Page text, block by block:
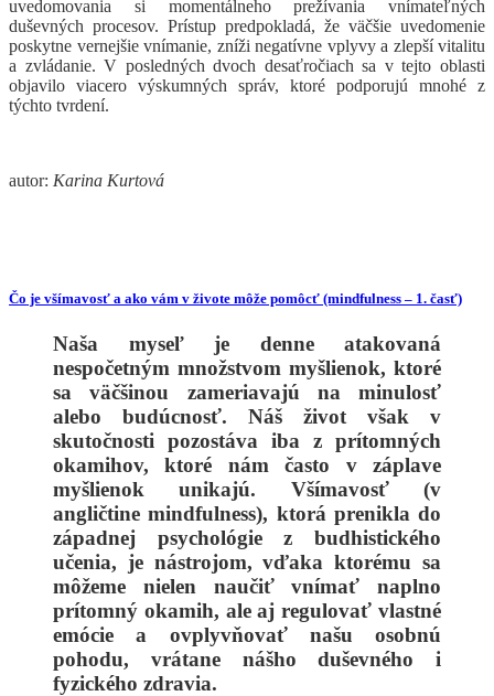
uvedomovania si momentálneho prežívania vnímateľných
duševných procesov. Prístup predpokladá, že väčšie uvedomenie
poskytne vernejšie vnímanie, zníži negatívne vplyvy a zlepší vitalitu
a zvládanie. V posledných dvoch desaťročiach sa v tejto oblasti
objavilo viacero výskumných správ, ktoré podporujú mnohé z
týchto tvrdení.
autor: Karina Kurtová
Čo je všímavosť a ako vám v živote môže pomôcť (mindfulness – 1. časť)
Naša myseľ je denne atakovaná
nespočetným množstvom myšlienok, ktoré
sa väčšinou zameriavajú na minulosť
alebo budúcnosť. Náš život však v
skutočnosti pozostáva iba z prítomných
okamihov, ktoré nám často v záplave
myšlienok unikajú. Všímavosť (v
angličtine mindfulness), ktorá prenikla do
západnej psychológie z budhistického
učenia, je nástrojom, vďaka ktorému sa
môžeme nielen naučiť vnímať naplno
prítomný okamih, ale aj regulovať vlastné
emócie a ovplyvňovať našu osobnú
pohodu, vrátane nášho duševného i
fyzického zdravia.